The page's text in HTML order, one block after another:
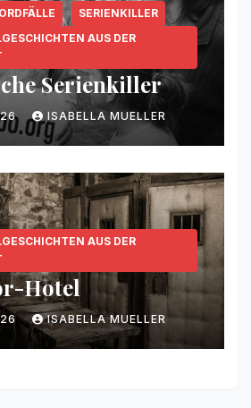
SERIENKILLER
AUS DER
Serienkiller
ISABELLA MUELLER
AUS DER
Hotel
ISABELLA MUELLER